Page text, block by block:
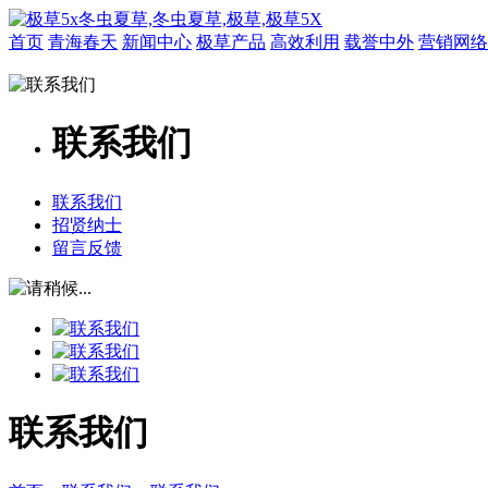
首页 青海春天 新闻中心 极草产品 高效利用 载誉中外 营销网络
联系我们
联系我们
招贤纳士
留言反馈
联系我们